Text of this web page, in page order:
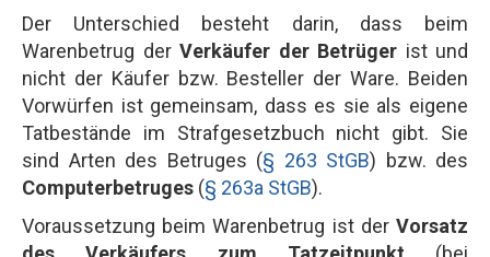
Der Unterschied besteht darin, dass beim
Warenbetrug der Verkäufer der Betrüger ist und
nicht der Käufer bzw. Besteller der Ware. Beiden
Vorwürfen ist gemeinsam, dass es sie als eigene
Tatbestände im Strafgesetzbuch nicht gibt. Sie
sind Arten des Betruges (§ 263 StGB) bzw. des
Computerbetruges (§ 263a StGB).
Voraussetzung beim Warenbetrug ist der Vorsatz